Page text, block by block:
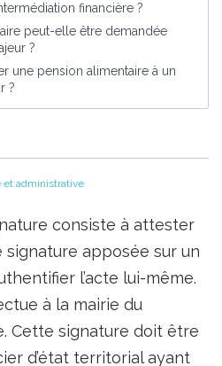
financière ?
peut-elle être demandée
?
une pension alimentaire à un
?
et administrative
consiste à attester
signature apposée sur un
l’acte lui-même.
à la mairie du
Cette signature doit être
d’état territorial ayant